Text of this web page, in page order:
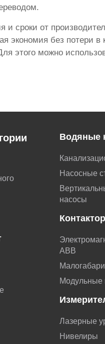
и сроки от
экономия без потери
этого можно
Водяные
Насосные
насосы
АВВ
Модульные
Лазерные
Нивелиры